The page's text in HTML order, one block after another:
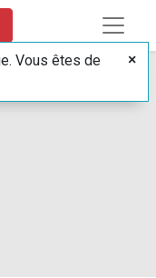
Vous êtes de